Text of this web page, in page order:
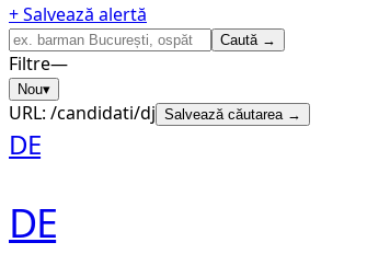
+ Salvează alertă
Caută →
Filtre—
Nou▾
URL: /candidati/dj Salvează căutarea →
DE
DE